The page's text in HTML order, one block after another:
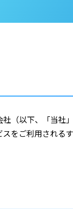
（以下、「当
をご利用される